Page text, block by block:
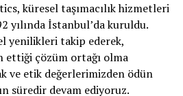
küresel taşımacılık hizmetleri
yılında İstanbul’da kuruldu.
yenilikleri takip ederek,
çözüm ortağı olma
ve etik değerlerimizden ödün
süredir devam ediyoruz.